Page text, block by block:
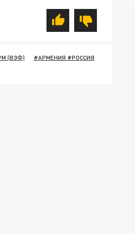
(ВЭФ)
#АРМЕНИЯ #РОССИЯ